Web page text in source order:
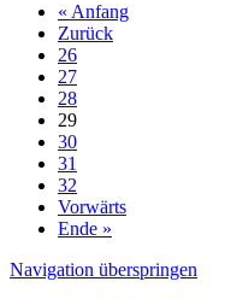
« Anfang
Zurück
26
27
28
29
30
31
32
Vorwärts
Ende »
Navigation überspringen